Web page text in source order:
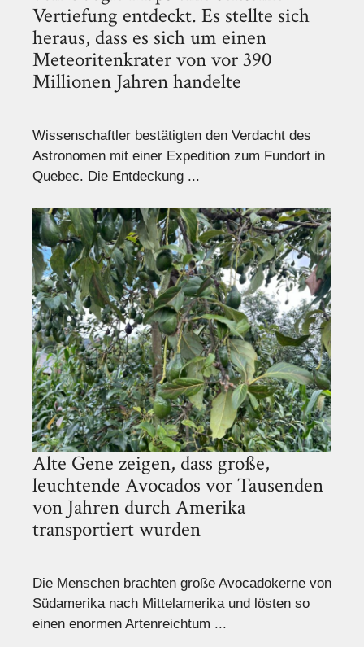
Vertiefung entdeckt. Es stellte sich
heraus, dass es sich um einen
Meteoritenkrater von vor 390
Millionen Jahren handelte
Wissenschaftler bestätigten den Verdacht des
Astronomen mit einer Expedition zum Fundort in
Quebec. Die Entdeckung ...
Alte Gene zeigen, dass große,
leuchtende Avocados vor Tausenden
von Jahren durch Amerika
transportiert wurden
Die Menschen brachten große Avocadokerne von
Südamerika nach Mittelamerika und lösten so
einen enormen Artenreichtum ...